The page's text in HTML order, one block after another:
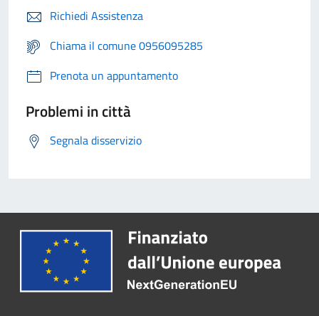
Richiedi Assistenza
Chiama il comune 0956095285
Prenota un appuntamento
Problemi in città
Segnala disservizio